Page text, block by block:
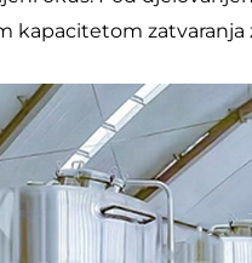
kapacitetom zatvaranja